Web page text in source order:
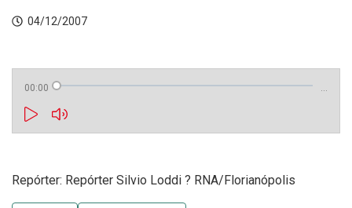
04/12/2007
00:00 …
Repórter: Repórter Silvio Loddi ? RNA/Florianópolis